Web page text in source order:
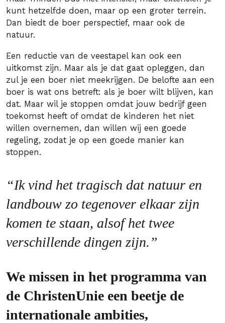
kunt hetzelfde doen, maar op een groter terrein.
Dan biedt de boer perspectief, maar ook de
natuur.
Een reductie van de veestapel kan ook een
uitkomst zijn. Maar als je dat gaat opleggen, dan
zul je een boer niet meekrijgen. De belofte aan een
boer is wat ons betreft: als je boer wilt blijven, kan
dat. Maar wil je stoppen omdat jouw bedrijf geen
toekomst heeft of omdat de kinderen het niet
willen overnemen, dan willen wij een goede
regeling, zodat je op een goede manier kan
stoppen.
“Ik vind het tragisch dat natuur en
landbouw zo tegenover elkaar zijn
komen te staan, alsof het twee
verschillende dingen zijn.”
We missen in het programma van
de ChristenUnie een beetje de
internationale ambities,